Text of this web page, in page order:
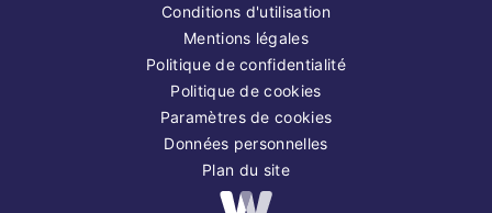
Conditions d'utilisation
Mentions légales
Politique de confidentialité
Politique de cookies
Paramètres de cookies
Données personnelles
Plan du site